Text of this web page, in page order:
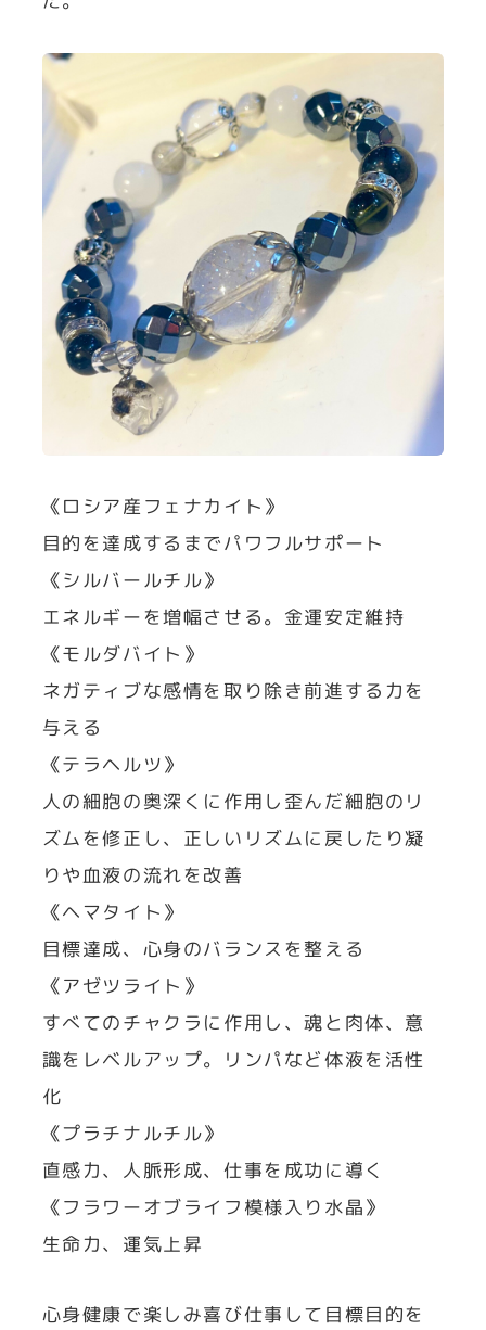
《ロシア産フェナカイト》
目的を達成するまでパワフルサポート
《シルバールチル》
エネルギーを増幅させる。金運安定維持
《モルダバイト》
ネガティブな感情を取り除き前進する力を
与える
《テラヘルツ》
人の細胞の奥深くに作用し歪んだ細胞のリ
ズムを修正し、正しいリズムに戻したり凝
りや血液の流れを改善
《ヘマタイト》
目標達成、心身のバランスを整える
《アゼツライト》
すべてのチャクラに作用し、魂と肉体、意
識をレベルアップ。リンパなど体液を活性
化
《プラチナルチル》
直感力、人脈形成、仕事を成功に導く
《フラワーオブライフ模様入り水晶》
生命力、運気上昇
心身健康で楽しみ喜び仕事して目標目的を